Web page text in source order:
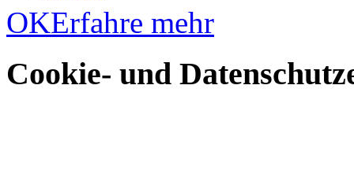
OKErfahre mehr
Cookie- und